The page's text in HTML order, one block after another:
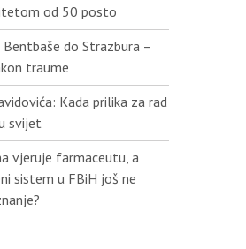
od 50 posto
Bentbaše do Strazbura –
traume
Kada prilika za rad
svijet
vjeruje farmaceutu, a
sistem u FBiH još ne